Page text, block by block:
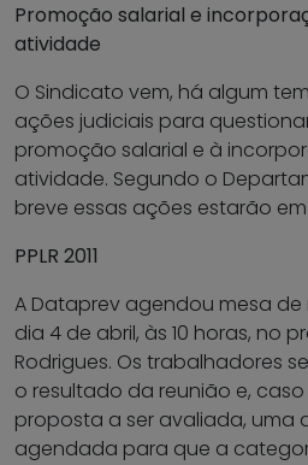
Promoção salarial e
atividade
O Sindicato vem, há algum
ações judiciais para
promoção salarial e à
atividade. Segundo o
breve essas ações estarão
PPLR 2011
A Dataprev agendou mesa
dia 4 de abril, às 10 horas, no
Rodrigues. Os trabalhadores
o resultado da reunião e,
proposta a ser avaliada, uma
agendada para que a